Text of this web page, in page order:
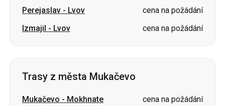
Trasy z města Mukačevo
Mukačevo-Mokhnate
cena na požádání
Mukačevo-Hajsyn
Mukačevo-Vinnycja
cena na požádání